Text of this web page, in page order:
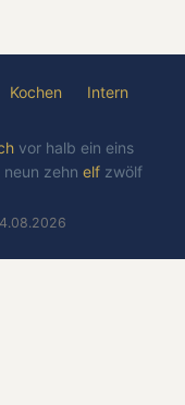
Kochen Intern
vor halb ein eins
neun zehn elf zwölf